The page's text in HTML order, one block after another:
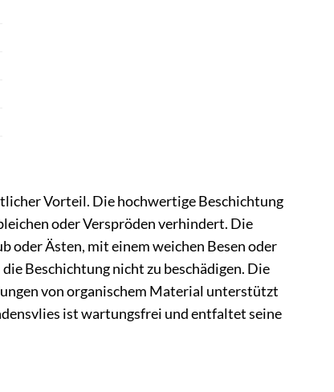
Vorteil. Die hochwertige Beschichtung
oder Verspröden verhindert. Die
oder Ästen, mit einem weichen Besen oder
Beschichtung nicht zu beschädigen. Die
von organischem Material unterstützt
ist wartungsfrei und entfaltet seine